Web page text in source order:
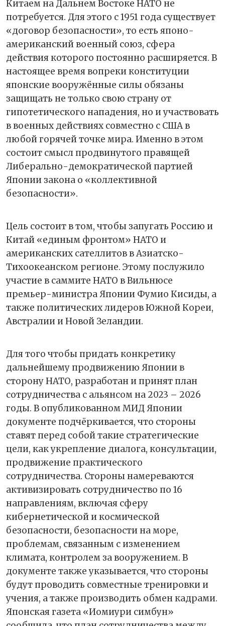
Китаем на Дальнем Востоке НАТО не
потребуется. Для этого с 1951 года существует
«договор безопасности», то есть японо-
американский военный союз, сфера
действия которого постоянно расширяется. В
настоящее время вопреки конституции
японские вооружённые силы обязаны
защищать не только свою страну от
гипотетического нападения, но и участвовать
в военных действиях совместно с США в
любой горячей точке мира. Именно в этом
состоит смысл продвинутого правящей
Либерально-демократической партией
Японии закона о «коллективной
безопасности».
Цель состоит в том, чтобы запугать Россию и
Китай «единым фронтом» НАТО и
американских сателлитов в Азиатско-
Тихоокеанском регионе. Этому послужило
участие в саммите НАТО в Вильнюсе
премьер-министра Японии Фумио Кисиды, а
также политических лидеров Южной Кореи,
Австралии и Новой Зеландии.
Для того чтобы придать конкретику
дальнейшему продвижению Японии в
сторону НАТО, разработан и принят план
сотрудничества с альянсом на 2023 – 2026
годы. В опубликованном МИД Японии
документе подчёркивается, что стороны
ставят перед собой такие стратегические
цели, как укрепление диалога, консультации,
продвижение практического
сотрудничества. Стороны намереваются
активизировать сотрудничество по 16
направлениям, включая сферу
кибернетической и космической
безопасности, безопасности на море,
проблемам, связанным с изменением
климата, контролем за вооружением. В
документе также указывается, что стороны
будут проводить совместные тренировки и
учения, а также производить обмен кадрами.
Японская газета «Иомиури симбун»